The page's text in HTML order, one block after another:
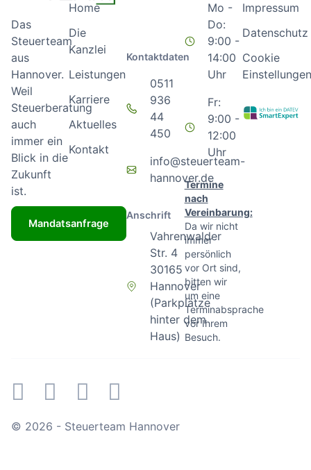
Das
Steuerteam
aus
Hannover.
Weil
Steuerberatung
auch
immer ein
Blick in die
Zukunft
ist.
Mandatsanfrage
Home
Die
Kanzlei
Leistungen
Karriere
Aktuelles
Kontakt
Kontaktdaten
0511
936
44
450
info@steuerteam-
hannover.de
Anschrift
Vahrenwalder
Str. 4
30165
Hannover
(Parkplätze
hinter dem
Haus)
Mo -
Do:
9:00 -
14:00
Uhr
Fr:
9:00 -
12:00
Uhr
Termine
nach
Vereinbarung:
Da wir nicht
immer
persönlich
vor Ort sind,
bitten wir
um eine
Terminabsprache
vor Ihrem
Besuch.
Impressum
Datenschutz
Cookie
Einstellungen
© 2026 - Steuerteam Hannover